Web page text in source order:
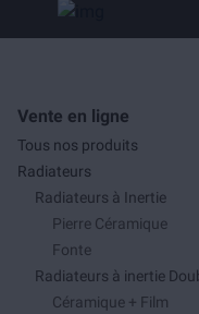
Vente en ligne
Tous nos produits
Radiateurs
Radiateurs à Inertie
Pierre Céramique
Fonte
Radiateurs à inertie
Céramique + Film